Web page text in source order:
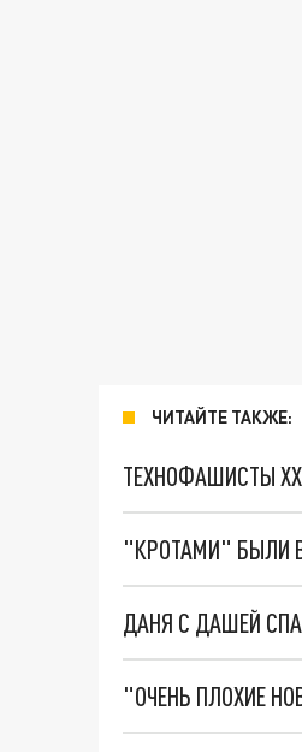
ЧИТАЙТЕ ТАКЖЕ:
ТЕХНОФАШИСТЫ
"КРОТАМИ" БЫЛИ
ДАНЯ С ДАШЕЙ